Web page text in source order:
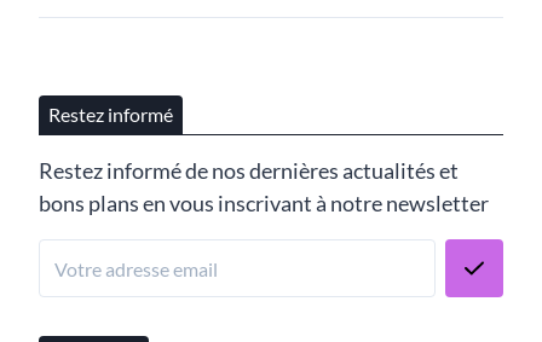
Restez informé
Restez informé de nos dernières actualités et
bons plans en vous inscrivant à notre newsletter